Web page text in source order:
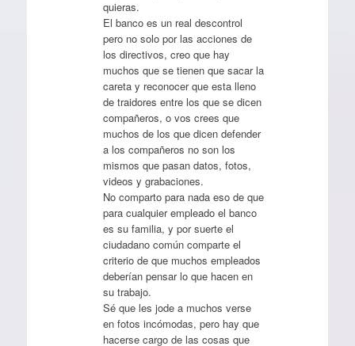
quieras.
El banco es un real descontrol
pero no solo por las acciones de
los directivos, creo que hay
muchos que se tienen que sacar la
careta y reconocer que esta lleno
de traidores entre los que se dicen
compañeros, o vos crees que
muchos de los que dicen defender
a los compañeros no son los
mismos que pasan datos, fotos,
videos y grabaciones.
No comparto para nada eso de que
para cualquier empleado el banco
es su familia, y por suerte el
ciudadano común comparte el
criterio de que muchos empleados
deberían pensar lo que hacen en
su trabajo.
Sé que les jode a muchos verse
en fotos incómodas, pero hay que
hacerse cargo de las cosas que